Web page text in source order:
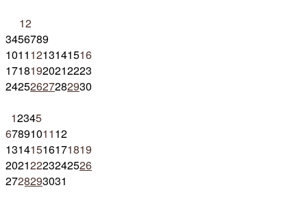
12
3456789
10111213141516
17181920212223
24252627282930
12345
6789101112
13141516171819
20212223242526
2728293031